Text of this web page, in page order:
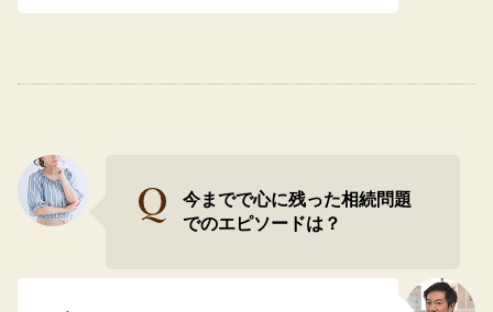
今までで心に残った相続問題
でのエピソードは？